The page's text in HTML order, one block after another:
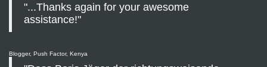
"...Thanks again for your awesome
assistance!"
Blogger, Push Factor, Kenya